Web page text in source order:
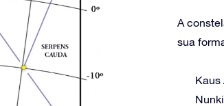
A
sua
Kaus
Nunki